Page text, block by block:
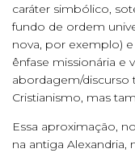
caráter simbólico,
fundo de ordem
nova, por exemplo)
ênfase missionária e
abordagem/discurso
Cristianismo, mas
Essa aproximação,
na antiga Alexandria,